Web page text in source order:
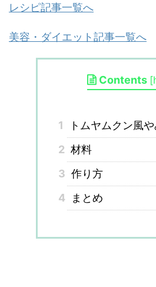
レシピ記事一覧へ
美容・ダイエット記事一覧へ
Contents [
1
トムヤムクン風
2 材料
3 作り方
4
まとめ